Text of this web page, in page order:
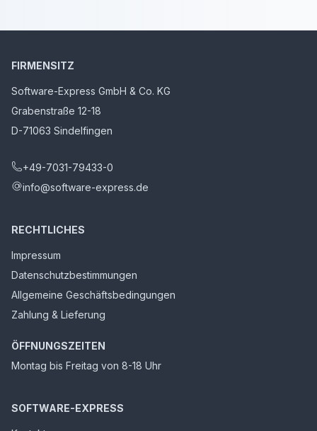
FIRMENSITZ
Software-Express GmbH & Co. KG
Grabenstraße 12-18
D-71063 Sindelfingen
+49-7031-79433-0
info@software-express.de
RECHTLICHES
Impressum
Datenschutzbestimmungen
Allgemeine Geschäftsbedingungen
Zahlung & Lieferung
ÖFFNUNGSZEITEN
Montag bis Freitag von 8-18 Uhr
SOFTWARE-EXPRESS